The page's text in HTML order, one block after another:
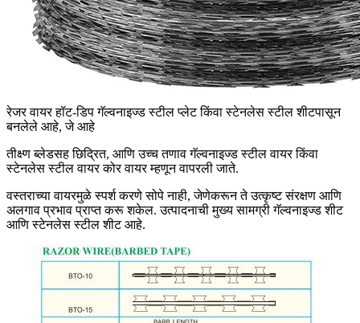
रेजर वायर हॉट-डिप गॅल्वनाइज्ड स्टील प्लेट किंवा स्टेनलेस स्टील शीटपासून
बनलेले आहे, जे आहे
तीक्ष्ण ब्लेडसह छिद्रित, आणि उच्च तणाव गॅल्वनाइज्ड स्टील वायर किंवा
स्टेनलेस स्टील वायर कोर वायर म्हणून वापरली जाते.
वस्तराच्या वायरमुळे स्पर्श करणे सोपे नाही, जेणेकरून ते उत्कृष्ट संरक्षण आणि
अलगाव प्रभाव प्राप्त करू शकेल. उत्पादनाची मुख्य सामग्री गॅल्वनाइज्ड शीट
आणि स्टेनलेस स्टील शीट आहे.